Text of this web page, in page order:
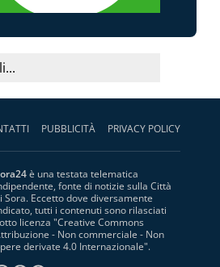
PUBBLICITÀ PRIVACY POLICY
è una testata telematica
fonte di notizie sulla Città
Sora. Eccetto dove diversamente
tutti i contenuti sono rilasciati
licenza "Creative Commons
- Non commerciale - Non
derivate 4.0 Internazionale".